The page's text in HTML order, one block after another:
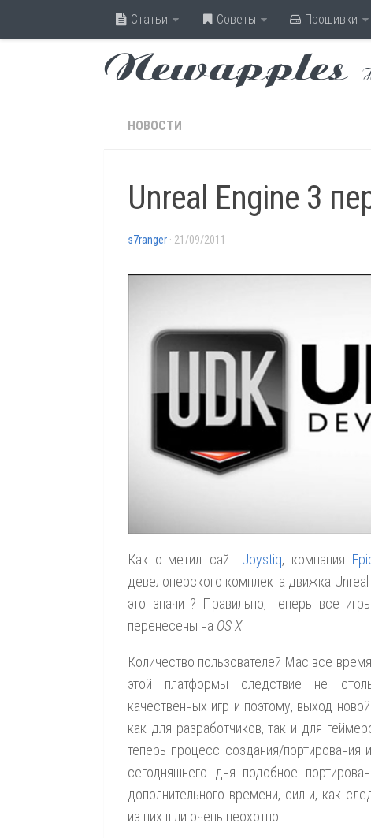
Статьи Советы Прошивки
Newapples
НОВОСТИ
Unreal Engine 3
s7ranger · 21/09/2011
Как отметил сайт Joystiq, компания
девелоперского комплекта движка Unreal
это значит? Правильно, теперь все
перенесены на OS X.
Количество пользователей Mac все
этой платформы следствие не
качественных игр и поэтому, выход
как для разработчиков, так и для
теперь процесс создания/портирования
сегодняшнего дня подобное
дополнительного времени, сил и, как
из них шли очень неохотно.